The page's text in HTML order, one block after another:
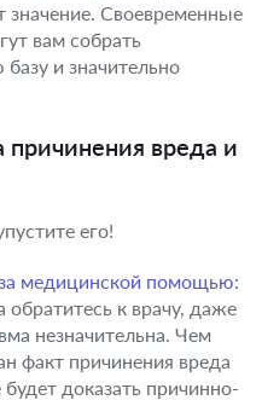
Своевременные
вам собрать
и значительно
вреда и
его!
медицинской помощью:
к врачу, даже
незначительна. Чем
факт причинения вреда
доказать причинно-